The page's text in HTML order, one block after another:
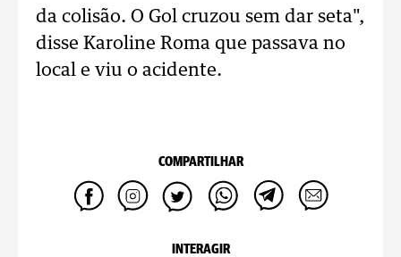
da colisão. O Gol cruzou sem dar seta",
disse Karoline Roma que passava no
local e viu o acidente.
COMPARTILHAR
INTERAGIR